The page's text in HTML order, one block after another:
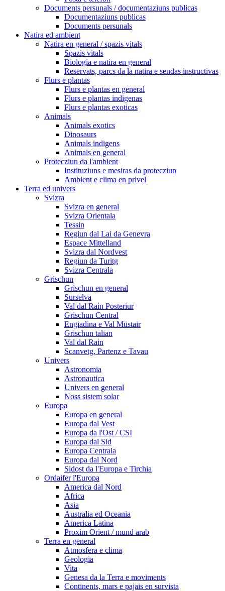
Documents persunals / documentaziuns publicas
Documentaziuns publicas
Documents persunals
Natira ed ambient
Natira en general / spazis vitals
Spazis vitals
Biologia e natira en general
Reservats, parcs da la natira e sendas instructivas
Flurs e plantas
Flurs e plantas en general
Flurs e plantas indigenas
Flurs e plantas exoticas
Animals
Animals exotics
Dinosaurs
Animals indigens
Animals en general
Protecziun da l'ambient
Instituziuns e mesiras da protecziun
Ambient e clima en privel
Terra ed univers
Svizra
Svizra en general
Svizra Orientala
Tessin
Regiun dal Lai da Genevra
Espace Mittelland
Svizra dal Nordvest
Regiun da Turitg
Svizra Centrala
Grischun
Grischun en general
Surselva
Val dal Rain Posteriur
Grischun Central
Engiadina e Val Müstair
Grischun talian
Val dal Rain
Scanvetg, Partenz e Tavau
Univers
Astronomia
Astronautica
Univers en general
Noss sistem solar
Europa
Europa en general
Europa dal Vest
Europa da l'Ost / CSI
Europa dal Sid
Europa Centrala
Europa dal Nord
Sidost da l'Europa e Tirchia
Ordaifer l'Europa
America dal Nord
Africa
Asia
Australia ed Oceania
America Latina
Proxim Orient / mund arab
Terra en general
Atmosfera e clima
Geologia
Vita
Genesa da la Terra e moviments
Continents, mars e pajais en survista